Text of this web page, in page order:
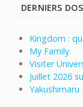
DERNIERS
Kingdom :
My Family
Visiter
Juillet 2026
Yakushimaru